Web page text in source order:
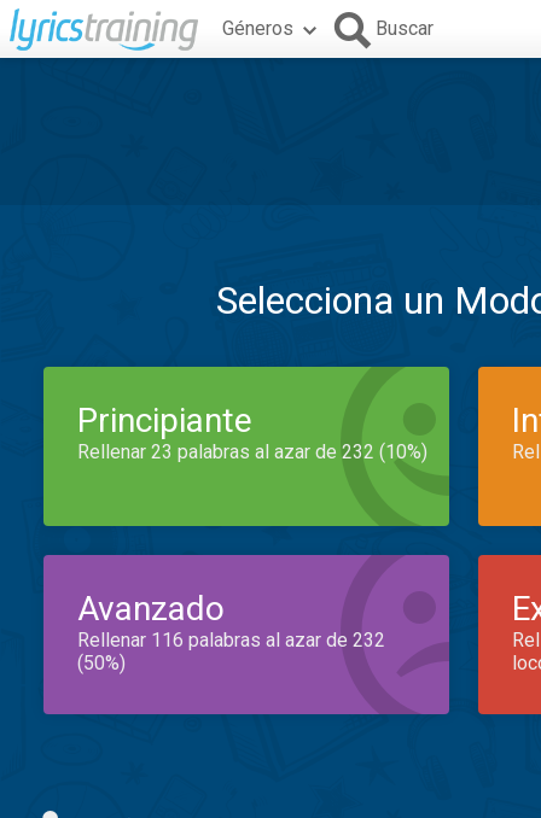
Géneros Buscar
Selecciona un
Principiante
Rellenar 23 palabras al azar de 232 (10%)
Avanzado
Rellenar 116 palabras al azar de 232
(50%)